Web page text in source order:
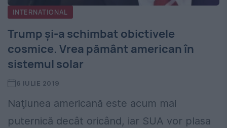
INTERNATIONAL
Trump și-a schimbat obictivele
cosmice. Vrea pământ american în
sistemul solar
6 IULIE 2019
Naţiunea americană este acum mai
puternică decât oricând, iar SUA vor plasa